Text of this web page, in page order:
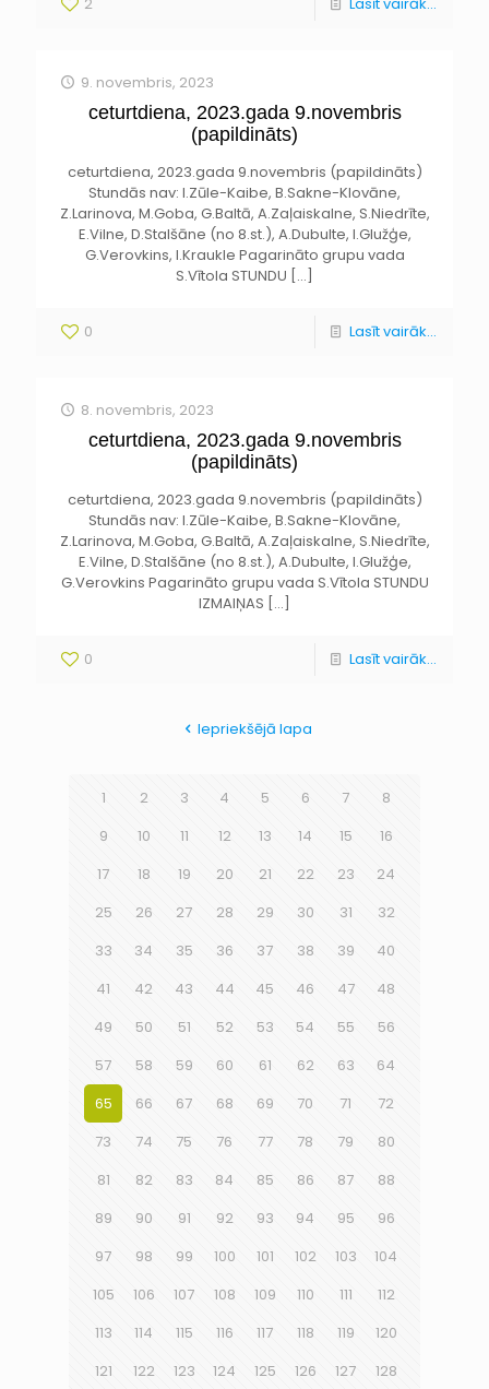
9. novembris, 2023
ceturtdiena, 2023.gada 9.novembris
(papildināts)
ceturtdiena, 2023.gada 9.novembris (papildināts)
Stundās nav: I.Zūle-Kaibe, B.Sakne-Klovāne,
Z.Larinova, M.Goba, G.Baltā, A.Zaļaiskalne, S.Niedrīte,
E.Vilne, D.Stalšāne (no 8.st.), A.Dubulte, I.Glužģe,
G.Verovkins, I.Kraukle Pagarināto grupu vada
S.Vītola STUNDU […]
0 Lasīt vairāk...
8. novembris, 2023
ceturtdiena, 2023.gada 9.novembris
(papildināts)
ceturtdiena, 2023.gada 9.novembris (papildināts)
Stundās nav: I.Zūle-Kaibe, B.Sakne-Klovāne,
Z.Larinova, M.Goba, G.Baltā, A.Zaļaiskalne, S.Niedrīte,
E.Vilne, D.Stalšāne (no 8.st.), A.Dubulte, I.Glužģe,
G.Verovkins Pagarināto grupu vada S.Vītola STUNDU
IZMAIŅAS […]
0 Lasīt vairāk...
Iepriekšējā lapa
1 2 3 4 5 6 7
8
9
10 11 12 13 14 15
16
17
18 19 20 21 22 23
24
25
26 27 28 29 30 31
32
33
34 35 36 37 38 39
40
41
42 43 44 45 46 47
48
49
50 51 52 53 54 55
56
57
58 59 60 61 62 63
64
65
66 67 68 69 70 71
72
73
74 75 76 77 78 79
80
81
82 83 84 85 86 87
88
89
90 91 92 93 94 95
96
97
98 99 100 101 102 103
104
105
106 107 108 109 110 111
112
113
114 115 116 117 118 119
120
121
122 123 124 125 126 127
128